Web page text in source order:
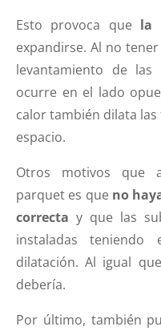
Esto provoca que la
expandirse. Al no
levantamiento de
ocurre en el lado
calor también dilata
espacio.
Otros motivos que
parquet es que no
correcta y que las
instaladas
dilatación. Al igual
debería.
Por último, también